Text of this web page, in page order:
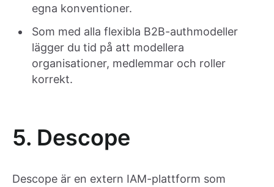
egna konventioner.
Som med alla flexibla B2B-authmodeller
lägger du tid på att modellera
organisationer, medlemmar och roller
korrekt.
5. Descope
Descope är en extern IAM-plattform som